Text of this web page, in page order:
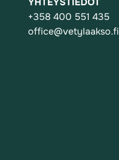
+358 400 551 435
office@vetylaakso.fi